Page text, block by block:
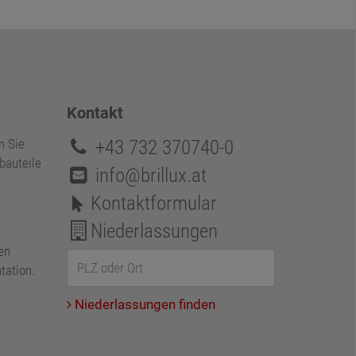
Sie
Kontakt
+43 732 370740-0
info@brillux.at
Kontaktformular
Niederlassungen
Niederlassungen finden